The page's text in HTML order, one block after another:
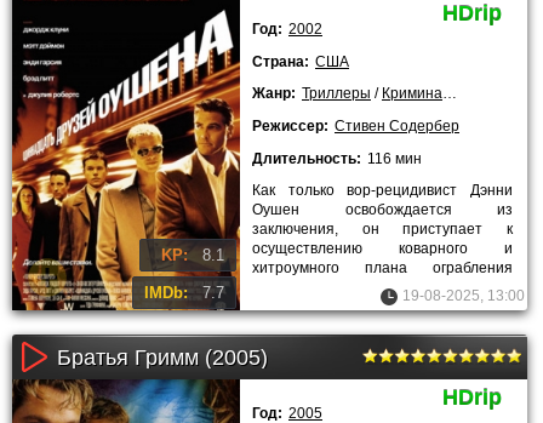
KP: 8.1
IMDb: 7.7
HDrip
Год: 2002
Страна: США
Жанр: Триллеры / Криминальные
Режиссер: Стивен Содербер
Длительность: 116 мин
Как только вор-рецидивист Дэнни
Оушен освобождается из
заключения, он приступает к
осуществлению коварного и
хитроумного плана ограбления
казино Лас-Вегаса. На прицеле три
самых доходных
19-08-2025, 13:00
Братья Гримм (2005)
HDrip
Год: 2005